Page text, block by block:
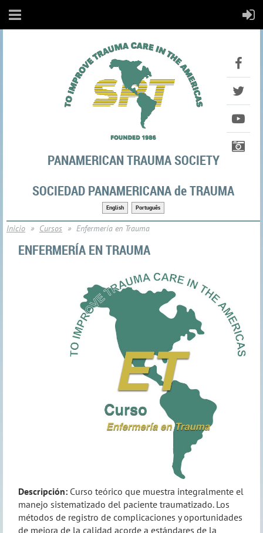
PANAMERICAN TRAUMA SOCIETY
SOCIEDAD PANAMERICANA de TRAUMA
English Português
Inicio Cursos Enfermería en Trauma
ENFERMERÍA EN TRAUMA
Descripción: Curso teórico que muestra integralmente el
manejo sistematizado del paciente traumatizado. Los
métodos de registro de complicaciones y oportunidades
de mejora de la calidad acorde a estándares de la